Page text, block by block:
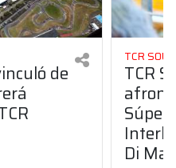
de
TCR
TCR
Súper
Di